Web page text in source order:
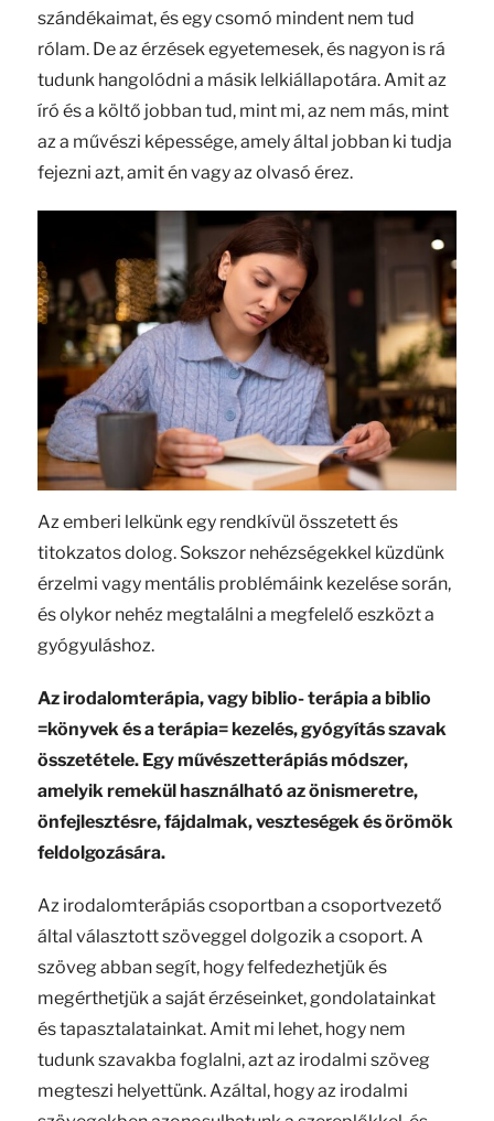
szándékaimat, és egy csomó mindent nem tud
rólam. De az érzések egyetemesek, és nagyon is rá
tudunk hangolódni a másik lelkiállapotára. Amit az
író és a költő jobban tud, mint mi, az nem más, mint
az a művészi képessége, amely által jobban ki tudja
fejezni azt, amit én vagy az olvasó érez.
Az emberi lelkünk egy rendkívül összetett és
titokzatos dolog. Sokszor nehézségekkel küzdünk
érzelmi vagy mentális problémáink kezelése során,
és olykor nehéz megtalálni a megfelelő eszközt a
gyógyuláshoz.
Az irodalomterápia, vagy biblio- terápia a biblio
=könyvek és a terápia= kezelés, gyógyítás szavak
összetétele. Egy művészetterápiás módszer,
amelyik remekül használható az önismeretre,
önfejlesztésre, fájdalmak, veszteségek és örömök
feldolgozására.
Az irodalomterápiás csoportban a csoportvezető
által választott szöveggel dolgozik a csoport. A
szöveg abban segít, hogy felfedezhetjük és
megérthetjük a saját érzéseinket, gondolatainkat
és tapasztalatainkat. Amit mi lehet, hogy nem
tudunk szavakba foglalni, azt az irodalmi szöveg
megteszi helyettünk. Azáltal, hogy az irodalmi